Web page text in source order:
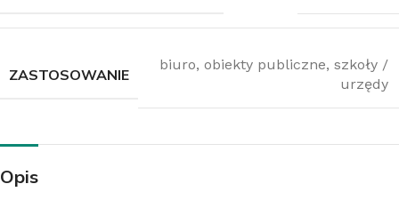
ZASTOSOWANIE
biuro, obiekty publiczne, szkoły /
urzędy
Opis